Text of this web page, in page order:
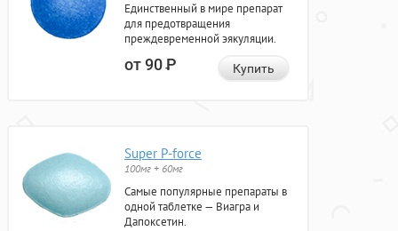
Единственный в мире препарат
для предотвращения
преждевременной эякуляции.
от 90Р Купить
Super P-force
100мг + 60мг
Самые популярные препараты в
одной таблетке — Виагра и
Дапоксетин.